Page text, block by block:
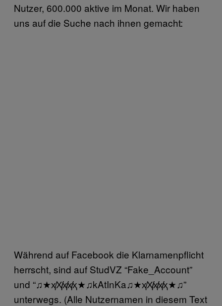
Nutzer, 600.000 aktive im Monat. Wir haben
uns auf die Suche nach ihnen gemacht:
Während auf Facebook die Klarnamenpflicht
herrscht, sind auf StudVZ “Fake_Account”
und “♫★ҳ̸Ҳ̸̸ҳ̸̸ҳ̸̸ҳ★♫kAtInKa♫★ҳ̸Ҳ̸̸ҳ̸̸ҳ̸̸ҳ★♫”
unterwegs. (Alle Nutzernamen in diesem Text